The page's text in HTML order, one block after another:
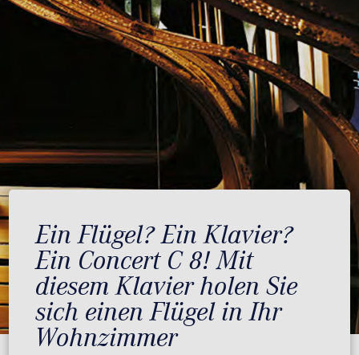
Ein Flügel? Ein Klavier?
Ein Concert C 8! Mit
diesem Klavier holen Sie
sich einen Flügel in Ihr
Wohnzimmer